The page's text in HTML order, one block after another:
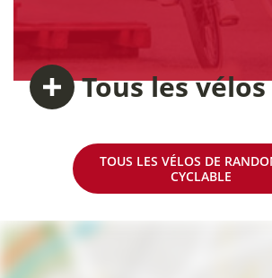
Tousles vélos
TOUS LES VÉLOS DE
CYCLABLE